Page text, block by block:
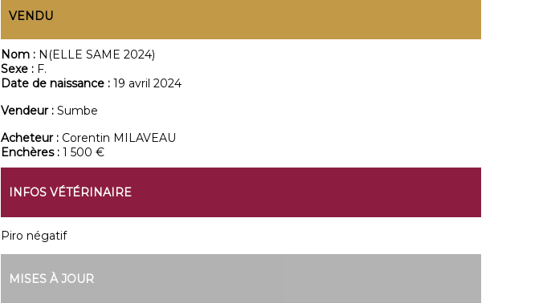
VENDU
Nom : N(ELLE SAME 2024)
Sexe : F.
Date de naissance : 19 avril 2024
Vendeur : Sumbe
Acheteur : Corentin MILAVEAU
Enchères : 1 500 €
INFOS VÉTÉRINAIRE
Piro négatif
MISES À JOUR